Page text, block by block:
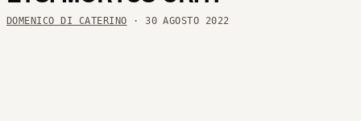
DOMENICO DI CATERINO · 30 AGOSTO 2022